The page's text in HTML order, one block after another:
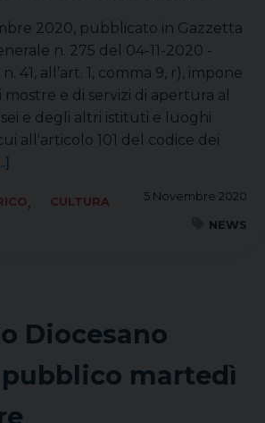
2020, pubblicato in Gazzetta
n. 275 del 04-11-2020 -
41, all’art. 1, comma 9, r), impone
mostre e di servizi di apertura al
e degli altri istituti e luoghi
all'articolo 101 del codice dei
5 Novembre 2020
,
CULTURA
NEWS
Diocesano
martedì